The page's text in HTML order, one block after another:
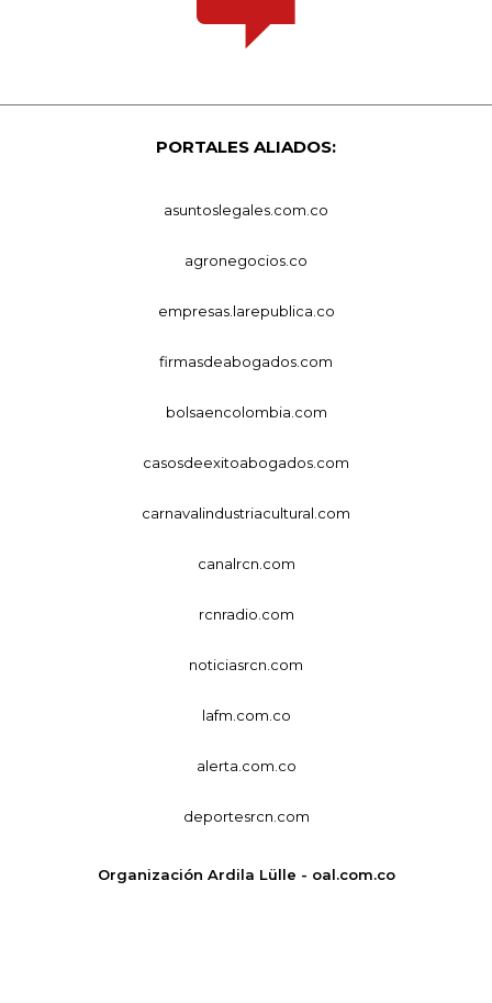
PORTALES ALIADOS:
asuntoslegales.com.co
agronegocios.co
empresas.larepublica.co
firmasdeabogados.com
bolsaencolombia.com
casosdeexitoabogados.com
carnavalindustriacultural.com
canalrcn.com
rcnradio.com
noticiasrcn.com
lafm.com.co
alerta.com.co
deportesrcn.com
Organización Ardila Lülle - oal.com.co